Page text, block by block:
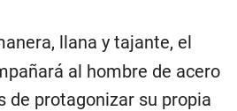
llana y tajante, el
al hombre de acero
de protagonizar su propia